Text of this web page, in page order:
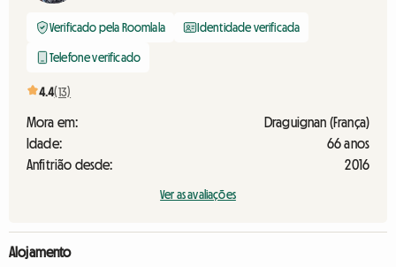
Verificado pela Roomlala Identidade verificada
Telefone verificado
4.4(13)
Mora em:
Draguignan (França)
Idade:
66 anos
Anfitrião desde:
2016
Ver as avaliações
Alojamento